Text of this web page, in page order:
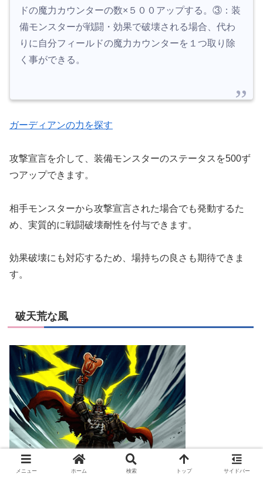
ドの魔力カウンターの数×５００アップする。③：装
備モンスターが戦闘・効果で破壊される場合、代わ
りに自分フィールドの魔力カウンターを１つ取り除
く事ができる。
ガーディアンの力 を探す
攻撃宣言を介して、装備モンスターのステータスを500ず
つアップできます。
相手モンスターから攻撃宣言された場合でも発動するた
め、実質的に戦闘破壊耐性を付与できます。
効果破壊にも対応するため、場持ちの良さも期待できま
す。
破天荒な風
メニュー ホーム 検索 トップ サイドバー